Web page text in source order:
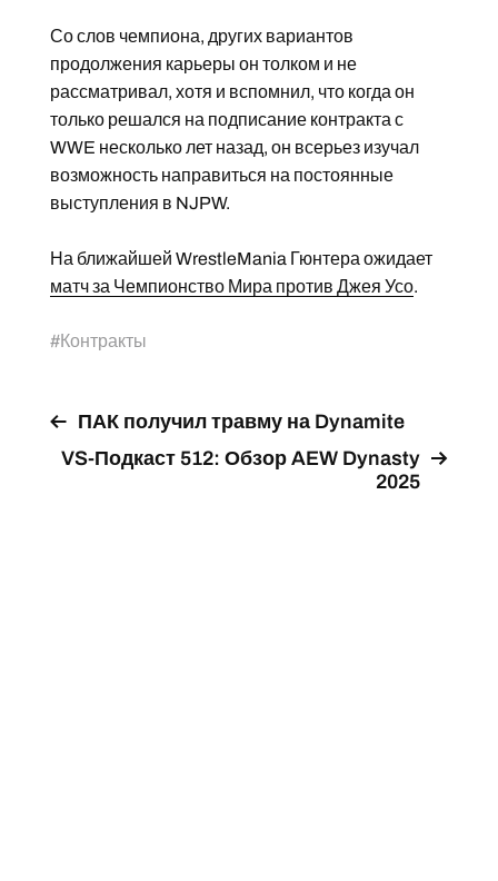
Со слов чемпиона, других вариантов
продолжения карьеры он толком и не
рассматривал, хотя и вспомнил, что когда он
только решался на подписание контракта с
WWE несколько лет назад, он всерьез изучал
возможность направиться на постоянные
выступления в NJPW.
На ближайшей WrestleMania Гюнтера ожидает
матч за Чемпионство Мира против Джея Усо.
#Контракты
ПАК получил травму на Dynamite
VS-Подкаст 512: Обзор AEW Dynasty
2025